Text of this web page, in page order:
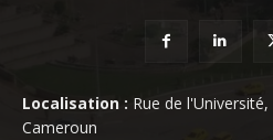
Localisation : Rue de
Cameroun